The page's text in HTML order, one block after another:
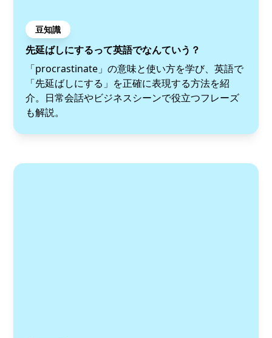
豆知識
先延ばしにするって英語でなんていう？
「procrastinate」の意味と使い方を学び、英語で
「先延ばしにする」を正確に表現する方法を紹
介。日常会話やビジネスシーンで役立つフレーズ
も解説。